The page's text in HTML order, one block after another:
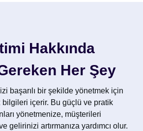
Hakkında
Her Şey
başarılı bir şekilde yönetmek için
içerir. Bu güçlü ve pratik
yönetmenize, müşterileri
gelirinizi artırmanıza yardımcı olur.